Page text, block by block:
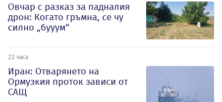
Овчар с разказ за падналия
дрон: Когато гръмна, се чу
силно „бууум“
22 часа
Иран: Отварянето на
Ормузкия проток зависи от
САЩ